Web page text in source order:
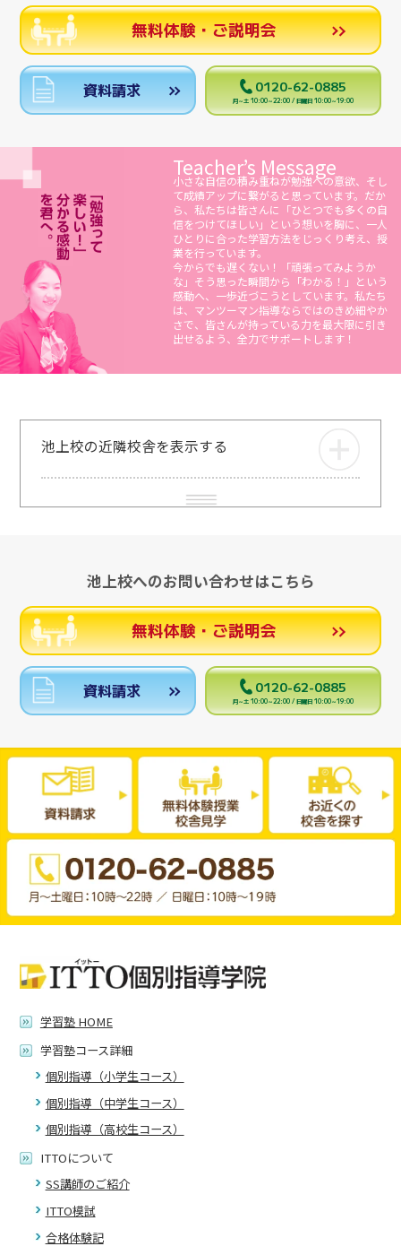
無料体験・ご説明会
資料請求 0120-62-0885
月～土 10:00～22:00 / 日曜日 10:00～19:00
Teacher’s Message
小さな自信の積み重ねが勉強への意欲、そし
て成績アップに繋がると思っています。だか
ら、私たちは皆さんに「ひとつでも多くの自
信をつけてほしい」という想いを胸に、一人
ひとりに合った学習方法をじっくり考え、授
業を行っています。
今からでも遅くない！「頑張ってみようか
な」そう思った瞬間から「わかる！」という
感動へ、一歩近づこうとしています。私たち
は、マンツーマン指導ならではのきめ細やか
さで、皆さんが持っている力を最大限に引き
出せるよう、全力でサポートします！
池上校の近隣校舎を表示する
池上校へのお問い合わせはこちら
無料体験・ご説明会
資料請求 0120-62-0885
月～土 10:00～22:00 / 日曜日 10:00～19:00
学習塾 HOME
学習塾コース詳細
個別指導（小学生コース）
個別指導（中学生コース）
個別指導（高校生コース）
ITTOについて
SS講師のご紹介
ITTO模試
合格体験記